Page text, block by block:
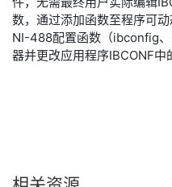
数，通过添加函数至程序可
NI-488配置函数（ibconfig
器并更改应用程序IBCONF中